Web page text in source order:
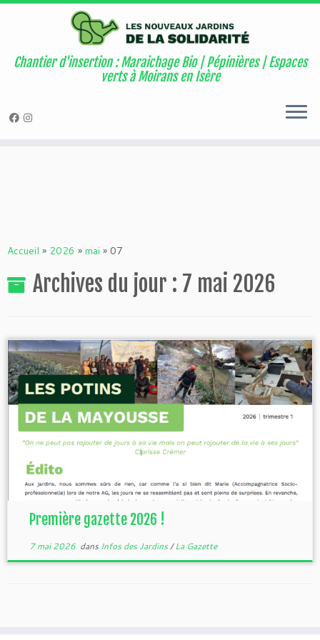
: Attempt to read property "geoplugin_countryCode" on null in
/home/users6/e/ehw1613/www/wordpress/wordpress/wp-
content/plugins/page-visit-counter/public/class-page-visit-counter-
public.phpon line227
contenu
Chantier d'insertion : Maraichage Bio | Pépinières | Espaces
verts à Moirans en Isère
Accueil » 2026 » mai » 07
Archives du jour : 7 mai 2026
Première gazette 2026 !
7 mai 2026dans Infos des Jardins/La Gazette